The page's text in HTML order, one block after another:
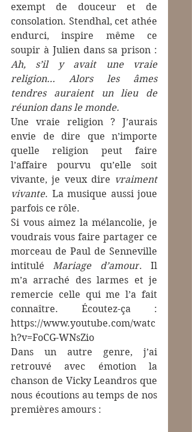
exempt de douceur et de
consolation. Stendhal, cet athée
endurci, inspire même ce
Ah, s’il y avait une vraie
religion… Alors les âmes
tendres auraient un lieu de
réunion dans le monde.
Une vraie religion ? J’aurais
envie de dire que n’importe
quelle religion peut faire
l’affaire pourvu qu’elle soit
vivante, je veux dire vraiment
vivante. La musique aussi joue
parfois ce rôle.
Si vous aimez la mélancolie, je
voudrais vous faire partager ce
morceau de Paul de Senneville
intitulé Mariage d’amour. Il
m’a arraché des larmes et je
remercie celle qui me l’a fait
https://www.youtube.com/watc
h?v=FoCG-WNsZio
Dans un autre genre, j’ai
retrouvé avec émotion la
chanson de Vicky Leandros que
nous écoutions au temps de nos
premières amours :